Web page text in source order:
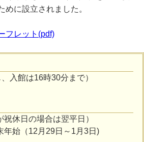
めに設立されました。
フレット(pdf)
入館は16時30分まで）
休日の場合は翌平日）
年始（12月29日～1月3日)